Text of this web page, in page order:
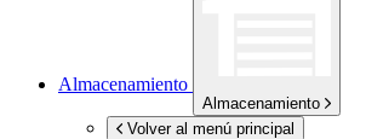
Almacenamiento
Almacenamiento
Volver al menú principal